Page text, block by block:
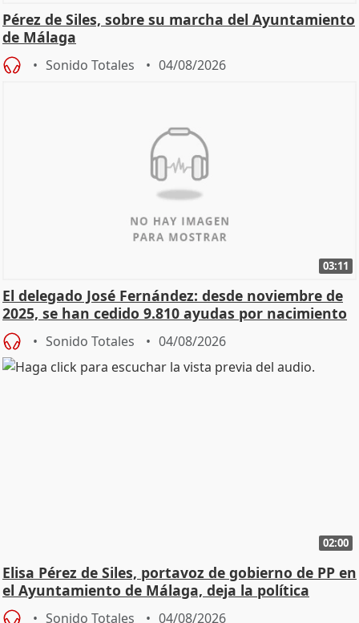
Pérez de Siles, sobre su marcha del Ayuntamiento
de Málaga
Sonido Totales 04/08/2026
03:11
El delegado José Fernández: desde noviembre de
2025, se han cedido 9.810 ayudas por nacimiento
Sonido Totales 04/08/2026
02:00
Elisa Pérez de Siles, portavoz de gobierno de PP en
el Ayuntamiento de Málaga, deja la política
Sonido Totales 04/08/2026